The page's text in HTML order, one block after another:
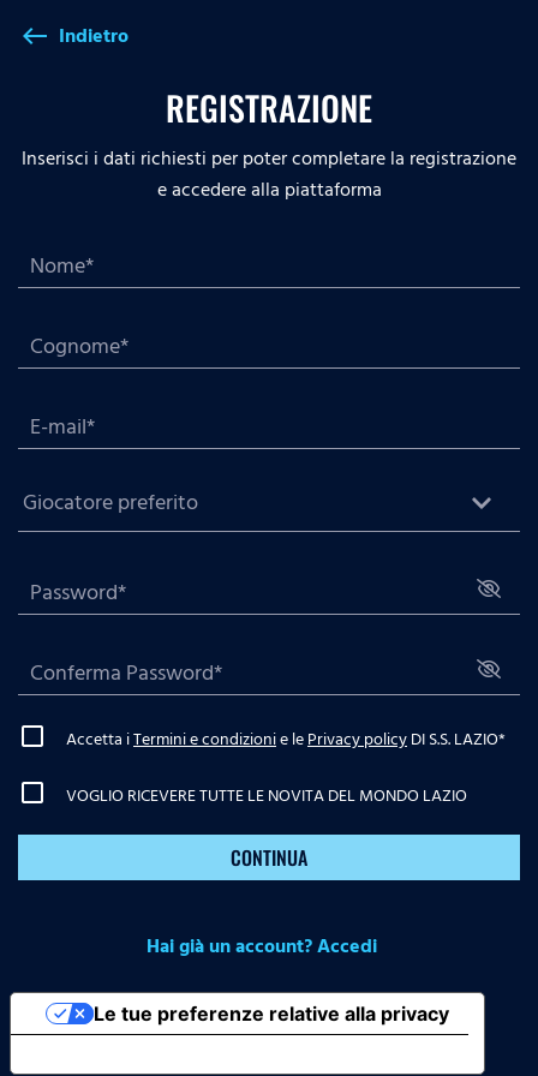
west Indietro
REGISTRAZIONE
Inserisci i dati richiesti per poter completare la registrazione
e accedere alla piattaforma
Accetta iTermini e condizionie lePrivacy policyDI S.S. LAZIO*
VOGLIO RICEVERE TUTTE LE NOVITA DEL MONDO LAZIO
CONTINUA
Hai già un account? Accedi
Le tue preferenze relative alla privacy